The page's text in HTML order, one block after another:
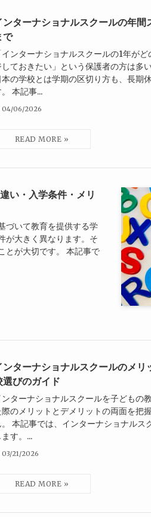
ンターナショナルスクールの年
で
インターナショナルスクールの1年が
しておきたい」という保護者の方は多
本の学校とは学期の区切り方も、長期
本記事...
04/06/2026
い・入学条件・メリ
づいて教育を提供する学
が大きく異なります。そ
とが大切です。 本記事で
ンターナショナルスクールのメ
選びのガイド
ンターナショナルスクールを子どもの
際のメリットとデメリットの両面を把
。 本記事では、インターナショナル
ます。...
03/21/2026